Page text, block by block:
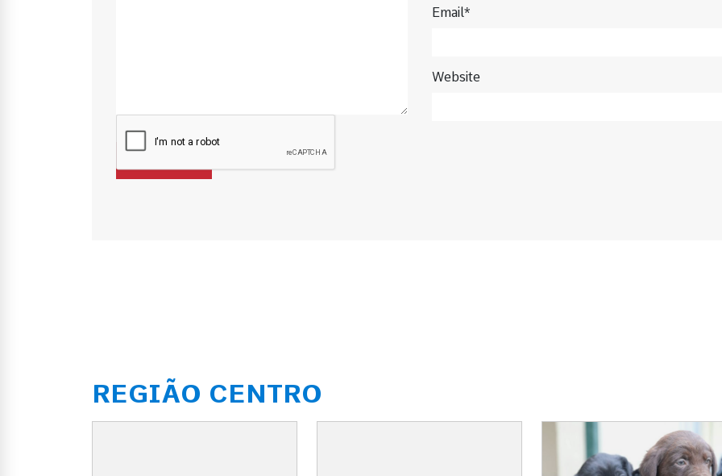
Email*
Website
REGIÃO CENTRO